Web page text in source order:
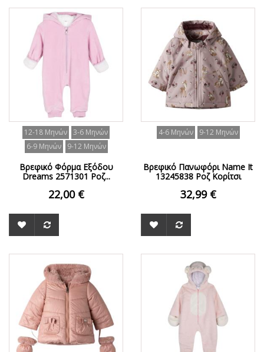
12-18 Μηνών 3-6 Μηνών
6-9 Μηνών
9-12 Μηνών
Βρεφικό Φόρμα Εξόδου
Dreams 2571301 Ροζ...
22,00 €
4-6 Μηνών 9-12 Μηνών
Βρεφικό Πανωφόρι Name It
13245838 Ροζ Κορίτσι
32,99 €